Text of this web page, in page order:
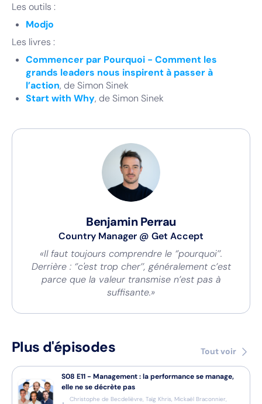
Les outils :
Modjo
Les livres :
Commencer par Pourquoi - Comment les
grands leaders nous inspirent à passer à
l’action, de Simon Sinek
Start with Why, de Simon Sinek
Benjamin Perrau
Country Manager @ Get Accept
«Il faut toujours comprendre le ‘’pourquoi’’.
Derrière : ‘’c'est trop cher’’, généralement c’est
parce que la valeur transmise n’est pas à
suffisante.»
Plus d'épisodes Tout voir
S08 E11 - Management : la performance se manage,
elle ne se décrète pas
Christophe de Becdelièvre, Taïg Khris, Mickaël Braconnier,